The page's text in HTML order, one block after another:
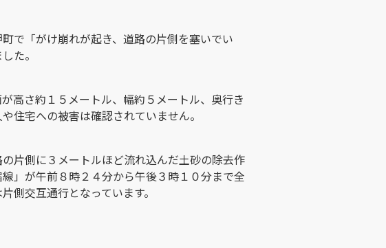
で「がけ崩れが起き、道路の片側を塞いでい
た。
高さ約１５メートル、幅約５メートル、奥行き
住宅への被害は確認されていません。
片側に３メートルほど流れ込んだ土砂の除去作
」が午前８時２４分から午後３時１０分まで全
側交互通行となっています。